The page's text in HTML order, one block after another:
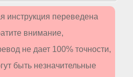
инструкция переведена
внимание,
не дает 100% точности,
быть незначительные